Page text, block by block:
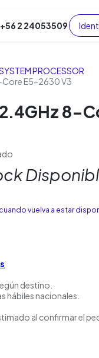
Tienda Cursos
+56 2 24053509
PROCESSOR
Core E5-2630 V3
2.4GHz 8-
vuelva a estar
destino.
hábiles nacionales.
al confirmar el